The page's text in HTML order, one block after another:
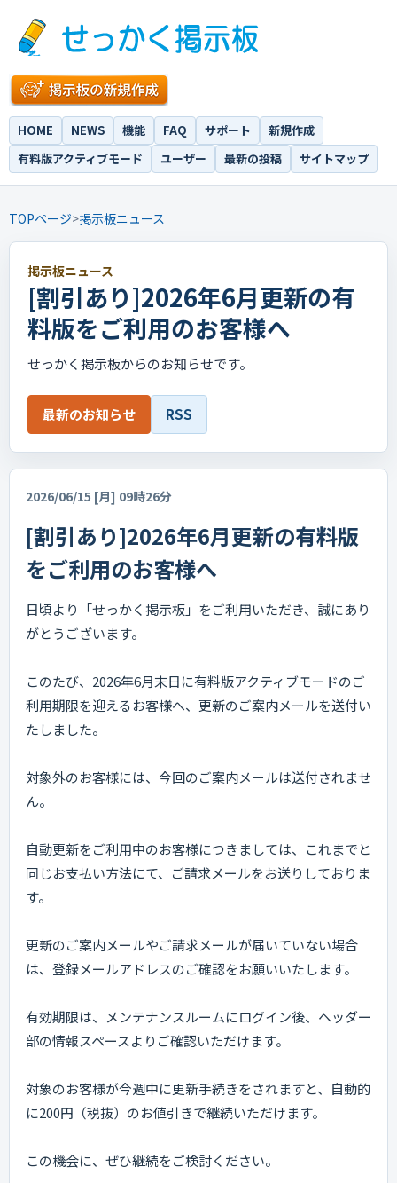
HOME NEWS 機能 FAQ サポート
新規作成
有料版アクティブモード
ユーザー 最新の投稿 サイトマップ
TOPページ>掲示板ニュース
掲示板ニュース
[割引あり]2026年6月更新の有
料版をご利用のお客様へ
せっかく掲示板からのお知らせです。
最新のお知らせ RSS
2026/06/15 [月] 09時26分
[割引あり]2026年6月更新の有料版
をご利用のお客様へ
日頃より「せっかく掲示板」をご利用いただき、誠にあり
がとうございます。
このたび、2026年6月末日に有料版アクティブモードのご
利用期限を迎えるお客様へ、更新のご案内メールを送付い
たしました。
対象外のお客様には、今回のご案内メールは送付されませ
ん。
自動更新をご利用中のお客様につきましては、これまでと
同じお支払い方法にて、ご請求メールをお送りしておりま
す。
更新のご案内メールやご請求メールが届いていない場合
は、登録メールアドレスのご確認をお願いいたします。
有効期限は、メンテナンスルームにログイン後、ヘッダー
部の情報スペースよりご確認いただけます。
対象のお客様が今週中に更新手続きをされますと、自動的
に200円（税抜）のお値引きで継続いただけます。
この機会に、ぜひ継続をご検討ください。